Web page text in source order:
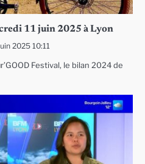
11 juin 2025 à Lyon
2025 10:11
Festival, le bilan 2024 de